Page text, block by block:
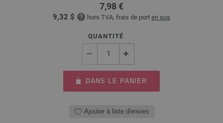
7,98 €
9,32 $ hors TVA, frais de port en sus
QUANTITÉ
DANS LE PANIER
Ajouter à liste d'envies